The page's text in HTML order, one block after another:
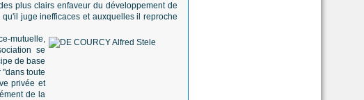
plus clairs enfaveur du développement de
juge inefficaces et auxquelles il reproche
mutuelle,
se
de base
toute
privée et
de la